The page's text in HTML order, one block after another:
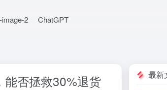
image-2 ChatGPT
能否拯救30%退货
最新